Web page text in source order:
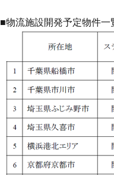
■物流施設開発予定物件一